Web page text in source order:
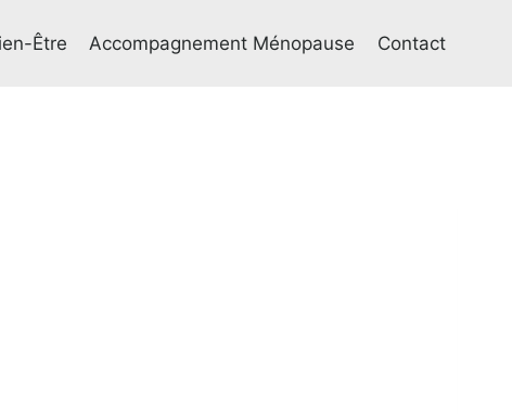
Être Accompagnement Ménopause Contact